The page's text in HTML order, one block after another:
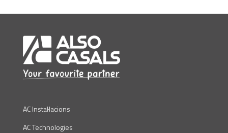
AC Instal·lacions
AC Technologies